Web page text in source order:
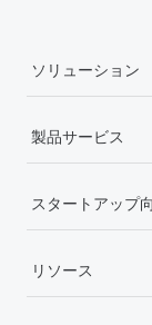
ソリューション
製品サービス
スタートアップ
リソース